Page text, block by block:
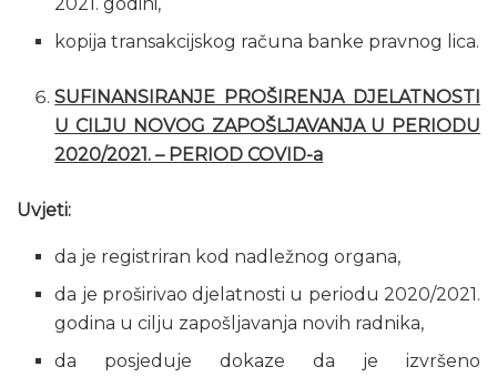
kopija transakcijskog računa banke pravnog lica.
SUFINANSIRANJE PROŠIRENJA DJELATNOSTI
U CILJU NOVOG ZAPOŠLJAVANJA U PERIODU
2020/2021. – PERIOD COVID-a
Uvjeti:
da je registriran kod nadležnog organa,
da je proširivao djelatnosti u periodu 2020/2021.
godina u cilju zapošljavanja novih radnika,
da posjeduje dokaze da je izvršeno